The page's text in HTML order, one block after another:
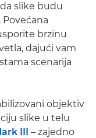
slike budu
brzinu
dajući vam
scenarija
objektiv
slike u telu
III – zajedno